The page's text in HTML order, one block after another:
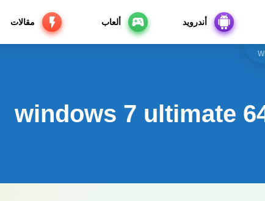
أندرويد ألعاب مقالات
windows 7 ultimate